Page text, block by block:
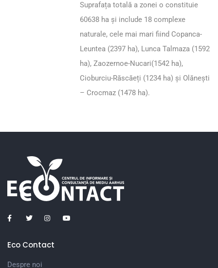
Suprafața totală a zonei o constituie
60638 ha și include 18 complexe
naturale, cele mai mari fiind Copanca-
Leuntea (2397 ha), Lunca Talmaza (1592
ha), Zaozernoe-Nucari(1542 ha),
Cioburciu-Răscăeți (1234 ha) și Olănești
– Crocmaz (1478 ha).
Eco Contact
Despre noi